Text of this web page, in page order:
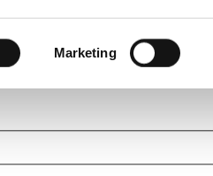
Marketing
Wissen anderen weiter.